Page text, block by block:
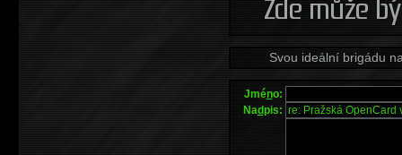
Svou ideální brigádu
Jméno:
Nadpis: